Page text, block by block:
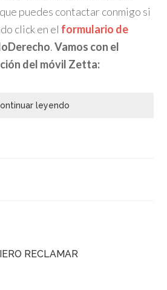
puedes contactar conmigo si
click en el formulario de
.Vamos con el
del móvil Zetta:
leyendo
RECLAMAR